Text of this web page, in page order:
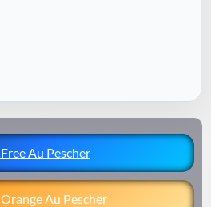
Au Pescher
Au Pescher